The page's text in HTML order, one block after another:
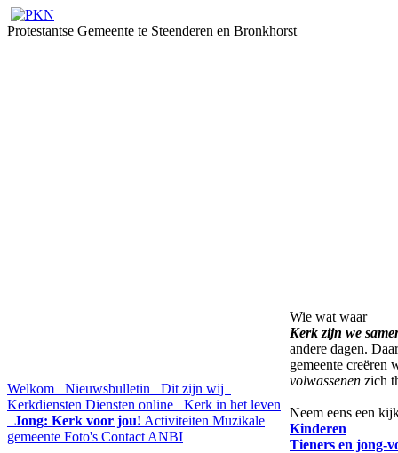
Protestantse Gemeente te Steenderen en Bronkhorst
Welkom Nieuwsbulletin
Dit zijn wij
Kerkdiensten Diensten online
Kerk in het leven
Jong: Kerk voor jou! Activiteiten Muzikale
gemeente Foto's Contact ANBI
Wie wat waar
Kerk zijn we
andere dagen.
gemeente creëren
volwassenen zich
Neem eens een
Kinderen
Tieners en jong-